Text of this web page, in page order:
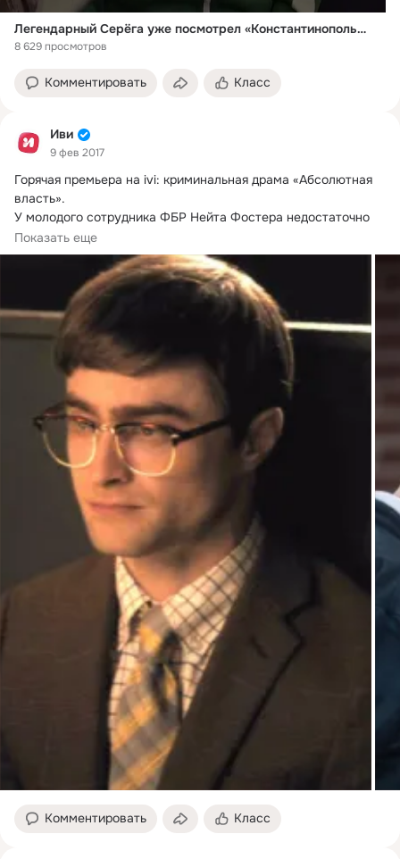
Легендарный Серёга уже посмотрел «Константинополь» на большом экране, а ты? Смотри все серии сразу только на Иви!
8 629 просмотров
Комментировать Класс
Иви
9 фев 2017
Горячая премьера на ivi: криминальная драма «Абсолютная
власть».
У молодого сотрудника ФБР Нейта Фостера недостаточно
опыта оперативной...
Показать еще
Комментировать Класс